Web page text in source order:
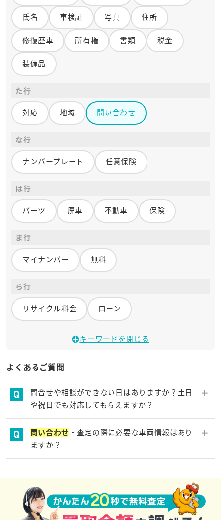
氏名 車検証 写真 住所
修復歴車 所有権 書類 税金
装備品
た行
対応 地域 問い合わせ
な行
ナンバープレート 任意保険
は行
パーツ 廃車 不動車 保険
ま行
マイナンバー 無料
ら行
リサイクル料金 ローン
キーワードを閉じる
よくあるご質問
問合せや相談ができない日はありますか？土日
や祝日でも対応してもらえますか？
お問い合わせ
フォーム・コールセンターは年中無休で
すので、お問い合わせ・ご相談はいつでも承ります。
問い合わせ ・査定の際に必要な車両情報はあり
ますか？
その査定額をお伝えできます。車検証があればスムー
ズに査定ができるため、よろしければお電話の際に車
検証をご用意ください。